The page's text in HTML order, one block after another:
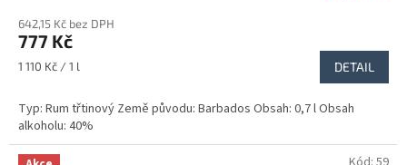
produktu
je
5,0
hvězdiček.
642,15 Kč bez DPH
777 Kč
Měrná
1 110 Kč / 1 l DETAIL
Typ: Rum třtinový Země původu: Barbados Obsah: 0,7 l Obsah
alkoholu: 40%